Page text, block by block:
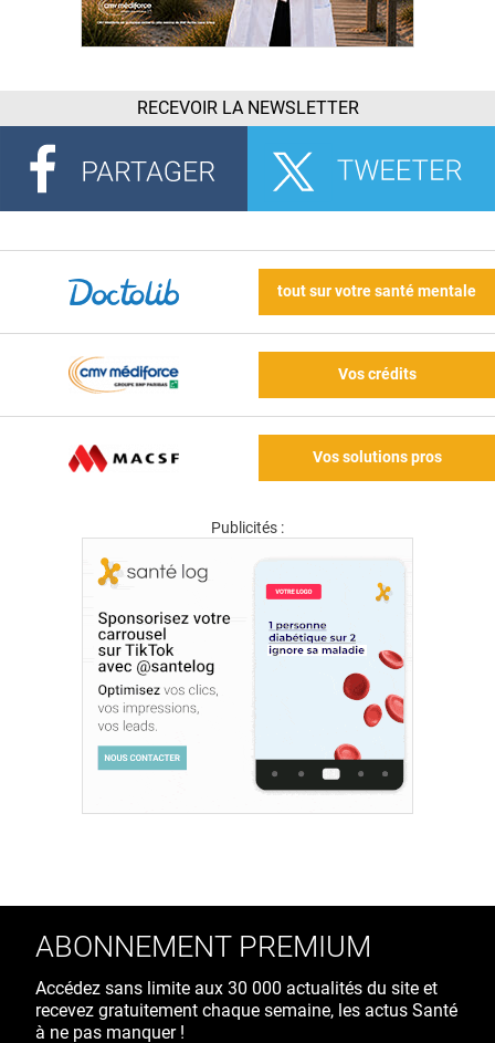
RECEVOIR LA NEWSLETTER
tout sur votre santé mentale
Vos crédits
Vos solutions pros
Publicités :
ABONNEMENT PREMIUM
Accédez sans limite aux 30 000 actualités du site et
recevez gratuitement chaque semaine, les actus Santé
à ne pas manquer !